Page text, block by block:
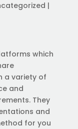
|
which
a variety of
and
They
and
for you